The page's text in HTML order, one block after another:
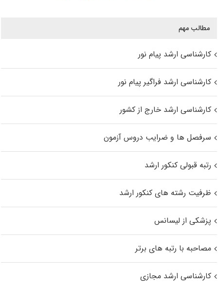
مطالب مهم
کارشناسی ارشد پیام نور
کارشناسی ارشد فراگیر پیام نور
کارشناسی ارشد خارج از کشور
سرفصل ها و ضرایب دروس آزمون
رتبه قبولی کنکور ارشد
ظرفیت رشته های کنکور ارشد
پزشکی از لیسانس
مصاحبه با رتبه های برتر
کارشناسی ارشد مجازی